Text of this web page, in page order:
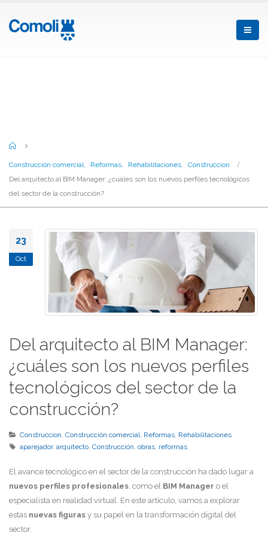
Home
Construcción comercial, Reformas, Rehabilitaciones,
Construccion
Del arquitecto al BIM Manager: ¿cuáles son los nuevos perfiles tecnológicos
del sector de la construcción?
23
Oct
Del arquitecto al BIM Manager:
¿cuáles son los nuevos perfiles
tecnológicos del sector de la
construcción?
Construccion, Construcción comercial, Reformas, Rehabilitaciones
aparejador, arquitecto, Construcción, obras, reformas
El avance tecnológico en el sector de la construcción ha dado lugar a
nuevos perfiles profesionales, como el BIM Manager o el
especialista en realidad virtual. En este artículo, vamos a explorar
estas nuevas figuras y su papel en la transformación digital del
sector.